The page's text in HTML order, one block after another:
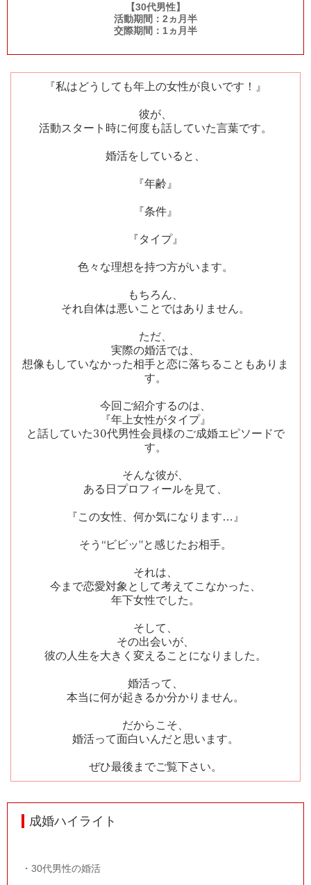
【30代男性】
活動期間：2ヵ月半
交際期間：1ヵ月半
『私はどうしても年上の女性が良いです！』
彼が、
活動スタート時に何度も話していた言葉です。
婚活をしていると、
『年齢』
『条件』
『タイプ』
色々な理想を持つ方がいます。
もちろん、
それ自体は悪いことではありません。
ただ、
実際の婚活では、
想像もしていなかった相手と恋に落ちることもありま
す。
今回ご紹介するのは、
『年上女性がタイプ』
と話していた30代男性会員様のご成婚エピソードで
す。
そんな彼が、
ある日プロフィールを見て、
『この女性、何か気になります…』
そう“ビビッ”と感じたお相手。
それは、
今まで恋愛対象として考えてこなかった、
年下女性でした。
そして、
その出会いが、
彼の人生を大きく変えることになりました。
婚活って、
本当に何が起きるか分かりません。
だからこそ、
婚活って面白いんだと思います。
ぜひ最後までご覧下さい。
成婚ハイライト
・ 30代男性の婚活